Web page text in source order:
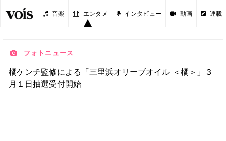
音楽 エンタメ インタビュー 動画 連載
フォトニュース
橘ケンチ監修による「三里浜オリーブオイル ＜橘＞」３
月１日抽選受付開始